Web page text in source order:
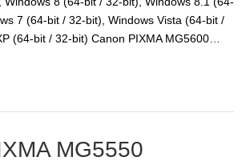
7 (64-bit / 32-bit), Windows Vista (64-bit /
(64-bit / 32-bit) Canon PIXMA MG5600…
MG5550